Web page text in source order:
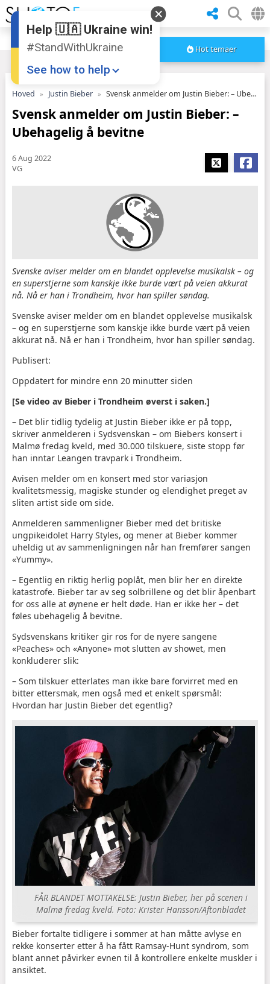
Hot temaer
Hoved Justin Bieber Svensk anmelder om Justin Bieber: – Ubehagelig å bevitne
Svensk anmelder om Justin Bieber: –
Ubehagelig å bevitne
6 Aug 2022
VG
Svenske aviser melder om en blandet opplevelse musikalsk – og
en superstjerne som kanskje ikke burde vært på veien akkurat
nå. Nå er han i Trondheim, hvor han spiller søndag.
Svenske aviser melder om en blandet opplevelse musikalsk
– og en superstjerne som kanskje ikke burde vært på veien
akkurat nå. Nå er han i Trondheim, hvor han spiller søndag.
Publisert:
Oppdatert for mindre enn 20 minutter siden
[Se video av Bieber i Trondheim øverst i saken.]
– Det blir tidlig tydelig at Justin Bieber ikke er på topp,
skriver anmelderen i Sydsvenskan – om Biebers konsert i
Malmø fredag kveld, med 30.000 tilskuere, siste stopp før
han inntar Leangen travpark i Trondheim.
Avisen melder om en konsert med stor variasjon
kvalitetsmessig, magiske stunder og elendighet preget av
sliten artist side om side.
Anmelderen sammenligner Bieber med det britiske
ungpikeidolet Harry Styles, og mener at Bieber kommer
uheldig ut av sammenligningen når han fremfører sangen
«Yummy».
– Egentlig en riktig herlig poplåt, men blir her en direkte
katastrofe. Bieber tar av seg solbrillene og det blir åpenbart
for oss alle at øynene er helt døde. Han er ikke her – det
føles ubehagelig å bevitne.
Sydsvenskans kritiker gir ros for de nyere sangene
«Peaches» och «Anyone» mot slutten av showet, men
konkluderer slik:
– Som tilskuer etterlates man ikke bare forvirret med en
bitter ettersmak, men også med et enkelt spørsmål:
Hvordan har Justin Bieber det egentlig?
FÅR BLANDET MOTTAKELSE: Justin Bieber, her på scenen i
Malmø fredag kveld. Foto: Krister Hansson/Aftonbladet
Bieber fortalte tidligere i sommer at han måtte avlyse en
rekke konserter etter å ha fått Ramsay-Hunt syndrom, som
blant annet påvirker evnen til å kontrollere enkelte muskler i
ansiktet.
Help 🇺🇦 Ukraine win!
#StandWithUkraine
See how to help
❤
Share this widget
📌